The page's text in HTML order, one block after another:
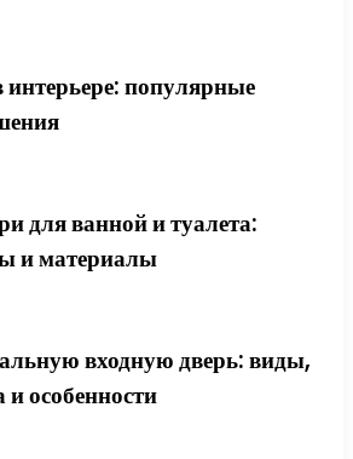
популярные
для ванной и туалета:
и материалы
входную дверь: виды,
особенности